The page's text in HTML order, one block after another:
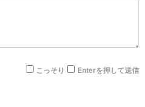
こっそり Enterを押して送信